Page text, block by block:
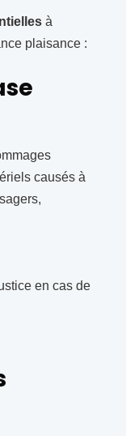
à
plaisance :
causés à
en cas de